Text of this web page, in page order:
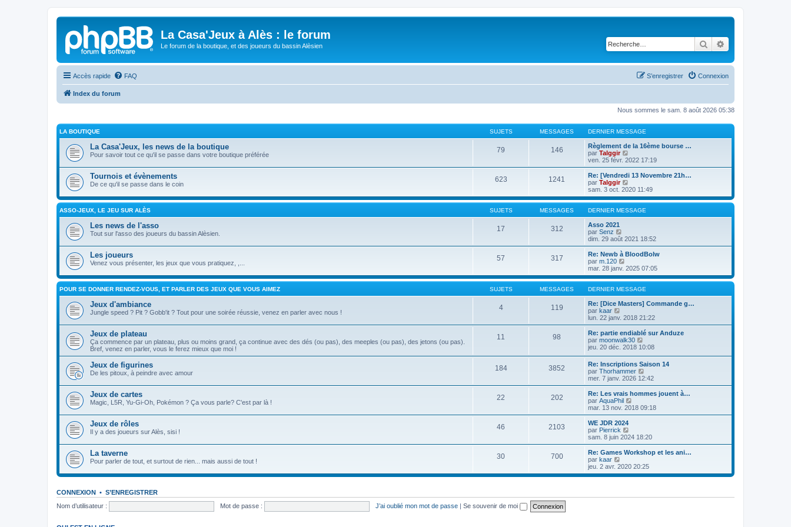
La Casa'Jeux à Alès : le forum
Le forum de la boutique, et des joueurs du bassin Alèsien Rechercher
Accès rapide FAQ Connexion
S’enregistrer
Index du forum
Nous sommes le sam. 8 août 2026 05:38
LA BOUTIQUE SUJETS MESSAGES DERNIER MESSAGE
La Casa'Jeux, les news de la boutique
Pour savoir tout ce qu'il se passe dans votre boutique préférée
79 146
Règlement de la 16ème bourse …
par Talggir
o
i
r
e
e
r
n
r
e
s
s
a
g
e
ven. 25 févr. 2022 17:19
Tournois et évènements
De ce qu'il se passe dans le coin
623 1241
Re: [Vendredi 13 Novembre 21h…
par Talggir
o
i
r
l
e
r
n
i
r
e
s
s
a
e
sam. 3 oct. 2020 11:49
ASSO-JEUX, LE JEU SUR ALÈS SUJETS MESSAGES DERNIER MESSAGE
Les news de l'asso
Tout sur l'asso des joueurs du bassin Alèsien.
17 312
Asso 2021
par Senz
o
i
r
l
e
e
r
n
i
r
s
s
a
g
e
dim. 29 août 2021 18:52
Les joueurs
Venez vous présenter, les jeux que vous pratiquez, ,...
57 317
Re: Newb à BloodBolw
par m.120
o
i
r
l
e
d
r
n
i
e
r
e
s
s
a
g
e
mar. 28 janv. 2025 07:05
POUR SE DONNER RENDEZ-VOUS, ET PARLER DES JEUX QUE VOUS AIMEZ SUJETS MESSAGES DERNIER MESSAGE
Jeux d'ambiance
Jungle speed ? Pit ? Gobb'it ? Tout pour une soirée réussie, venez en parler avec nous !
4 119
Re: [Dice Masters] Commande g…
par kaar
o
i
r
l
e
e
r
n
e
r
m
e
s
s
a
g
e
lun. 22 janv. 2018 21:22
Jeux de plateau
Ça commence par un plateau, plus ou moins grand, ça continue avec des dés (ou pas), des meeples (ou pas), des jetons (ou pas).
Bref, venez en parler, vous le ferez mieux que moi !
11 98
Re: partie endiablé sur Anduze
par moonwalk30
o
l
e
d
e
r
i
e
e
s
s
g
e
jeu. 20 déc. 2018 10:08
Jeux de figurines
De les pitoux, à peindre avec amour
184 3852
Re: Inscriptions Saison 14
par Thorhammer
o
i
r
e
n
i
r
e
s
g
mer. 7 janv. 2026 12:42
Jeux de cartes
Magic, L5R, Yu-Gi-Oh, Pokémon ? Ça vous parle? C'est par là !
22 202
Re: Les vrais hommes jouent à…
par AquaPhil
o
i
e
r
n
i
e
e
mar. 13 nov. 2018 09:18
Jeux de rôles
Il y a des joueurs sur Alès, sisi !
46 2103
WE JDR 2024
par Pierrick
o
i
r
e
e
i
sam. 8 juin 2024 18:20
La taverne
Pour parler de tout, et surtout de rien... mais aussi de tout !
30 700
Re: Games Workshop et les ani…
par kaar
o
i
jeu. 2 avr. 2020 20:25
CONNEXION • S’ENREGISTRER
Nom d’utilisateur :
Mot de passe : J’ai oublié mon mot de passe | Se souvenir de moi